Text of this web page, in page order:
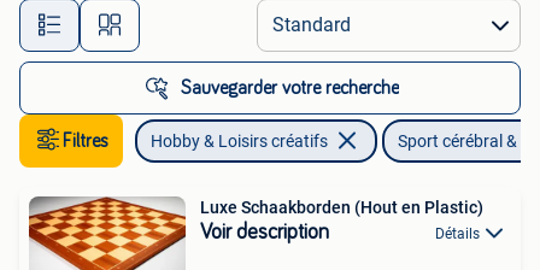
Toutes les distances…
Sauvegarder votre recherche
Filtres Hobby & Loisirs créatifs Sport cérébral &
Luxe Schaakborden (Hout en Plastic)
Voir description Détails